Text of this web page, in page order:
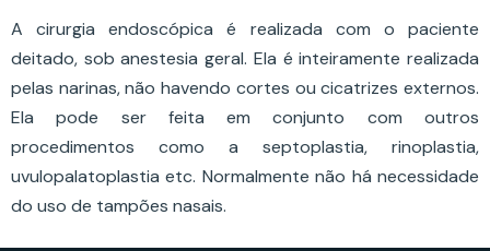
A cirurgia endoscópica é realizada com o paciente
deitado, sob anestesia geral. Ela é inteiramente realizada
pelas narinas, não havendo cortes ou cicatrizes externos.
Ela pode ser feita em conjunto com outros
procedimentos como a septoplastia, rinoplastia,
uvulopalatoplastia etc. Normalmente não há necessidade
do uso de tampões nasais.